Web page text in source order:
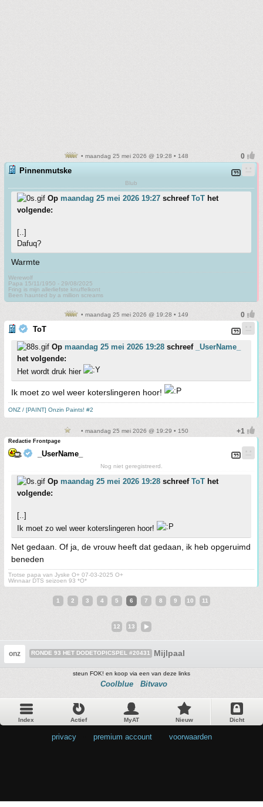
• maandag 25 mei 2026 @ 19:28 • 148
Pinnenmutske
Blub
Op maandag 25 mei 2026 19:27 schreef ToT het
volgende:
[..]
Dafuq?
Warmte
Werewolf
Papa 15/11/1950 - 29/08/2025
Fring is mijn allerliefste knuffelkont
Been haunted by a million screams
• maandag 25 mei 2026 @ 19:28 • 149
ToT
Op maandag 25 mei 2026 19:28 schreef
_UserName_
het volgende:
Het wordt druk hier
Ik moet zo wel weer koterslingeren hoor!
ONZ / [PAINT] Onzin Paints! #2
• maandag 25 mei 2026 @ 19:29 • 150
Redactie Frontpage
_UserName_
Nog niet geregistreerd.
Op maandag 25 mei 2026 19:28 schreef ToT het
volgende:
[..]
Ik moet zo wel weer koterslingeren hoor!
Net gedaan. Of ja, de vrouw heeft dat gedaan, ik heb opgeruimd
beneden
Trotse papa van Jyske O+ 07-03-2025 O+
Winnaar DTS seizoen 93 *O*
1 2 3 4 5 6 7 8 9 10 11
12 13
onz RONDE 93 HET DODETOPICSPEL #20431 Mijlpaal
steun FOK! en koop via een van deze links
Coolblue Bitvavo
Index Actief MyAT Nieuw Dicht
privacy premium account voorwaarden